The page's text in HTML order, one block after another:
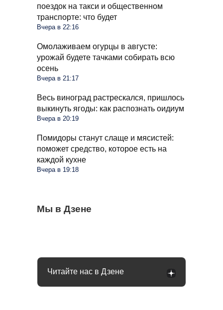
поездок на такси и общественном
транспорте: что будет
Вчера в 22:16
Омолаживаем огурцы в августе:
урожай будете тачками собирать всю
осень
Вчера в 21:17
Весь виноград растрескался, пришлось
выкинуть ягоды: как распознать оидиум
Вчера в 20:19
Помидоры станут слаще и мясистей:
поможет средство, которое есть на
каждой кухне
Вчера в 19:18
Мы в Дзене
С 1 сентября россиян будут сажать и
штрафовать за грибы: что нельзя
Сосед со скандалом требует убрать доски
Какое общение с гаишником неминуемо
Читайте нас в Дзене